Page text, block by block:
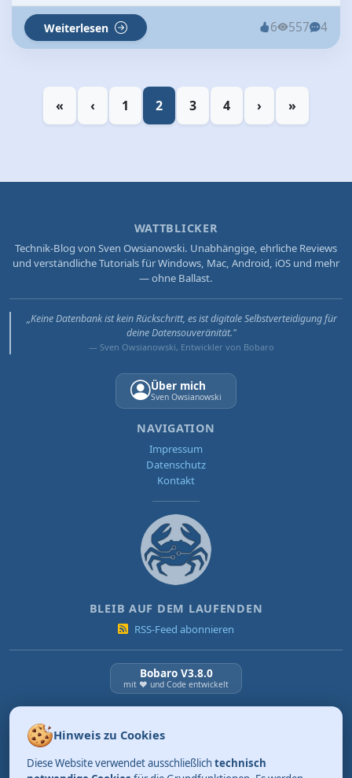
Weiterlesen 6 557 4
« ‹ 1 2 3 4 › »
WATTBLICKER
Technik-Blog von Sven Owsianowski. Unabhängige, ehrliche Reviews
und verständliche Tutorials für Windows, Mac, Android, iOS und mehr
— ohne Ballast.
„Keine Datenbank ist kein Rückschritt, es ist digitale Selbstverteidigung für
deine Datensouveränität."
— Sven Owsianowski, Entwickler von Bobaro
Über mich
Sven Owsianowski
NAVIGATION
Impressum
Datenschutz
Kontakt
BLEIB AUF DEM LAUFENDEN
RSS-Feed abonnieren
Bobaro V3.8.0
mit ❤️ und Code entwickelt
03.08.2026
Hinweis zu Cookies
Diese Website verwendet ausschließlichtechnisch